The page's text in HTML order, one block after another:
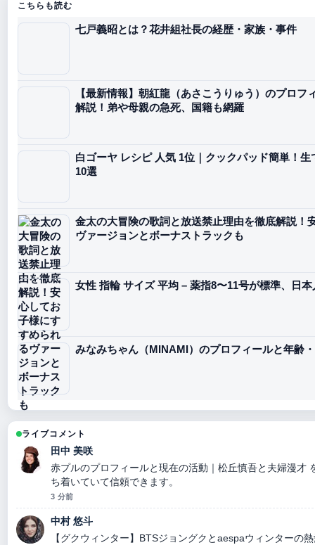
こちらも読む
七戸義昭とは？花井組社長の経歴・家族・事件
【最新情報】朝紅龍（あさこうりゅう）のプロフ
解説！弟や母親の急死、国籍も網羅
白ゴーヤ レシピ 人気 1位｜クックパッド簡単！
10選
金太の大冒険の歌詞と放送禁止理由を徹底解説！
ヴァージョンとボーナストラックも
女性 指輪 サイズ 平均 – 薬指8〜11号が標準、日
みなみちゃん（MINAMI）のプロフィールと年齢
ライブコメント
田中 美咲
赤プルのプロフィールと現在の活動｜松丘慎吾と夫婦漫才
ち着いていて信頼できます。
3 分前
中村 悠斗
【グクウィンター】BTSジョングクとaespaウィンターの